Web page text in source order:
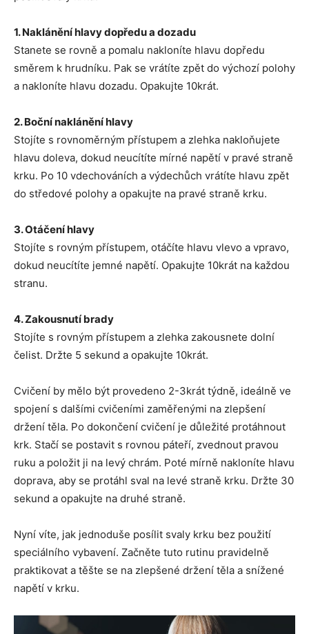
1. Naklánění hlavy dopředu a dozadu
Stanete se rovně a pomalu nakloníte hlavu dopředu
směrem k hrudníku. Pak se vrátíte zpět do výchozí polohy
a nakloníte hlavu dozadu. Opakujte 10krát.
2. Boční naklánění hlavy
Stojíte s rovnoměrným přístupem a zlehka nakloňujete
hlavu doleva, dokud neucítíte mírné napětí v pravé straně
krku. Po 10 vdechováních a výdechůch vrátíte hlavu zpět
do středové polohy a opakujte na pravé straně krku.
3. Otáčení hlavy
Stojíte s rovným přístupem, otáčíte hlavu vlevo a vpravo,
dokud neucítíte jemné napětí. Opakujte 10krát na každou
stranu.
4. Zakousnutí brady
Stojíte s rovným přístupem a zlehka zakousnete dolní
čelist. Držte 5 sekund a opakujte 10krát.
Cvičení by mělo být provedeno 2-3krát týdně, ideálně ve
spojení s dalšími cvičeními zaměřenými na zlepšení
držení těla. Po dokončení cvičení je důležité protáhnout
krk. Stačí se postavit s rovnou páteří, zvednout pravou
ruku a položit ji na levý chrám. Poté mírně nakloníte hlavu
doprava, aby se protáhl sval na levé straně krku. Držte 30
sekund a opakujte na druhé straně.
Nyní víte, jak jednoduše posílit svaly krku bez použití
speciálního vybavení. Začněte tuto rutinu pravidelně
praktikovat a těšte se na zlepšené držení těla a snížené
napětí v krku.